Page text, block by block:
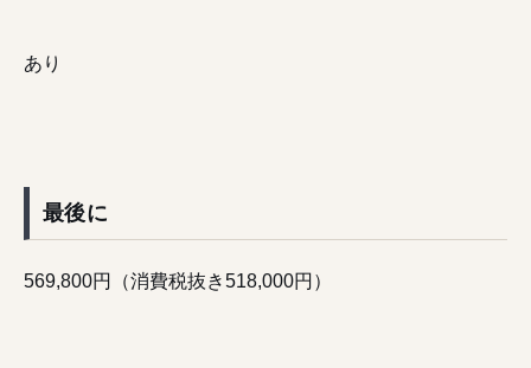
あり
最後に
569,800円（消費税抜き518,000円）